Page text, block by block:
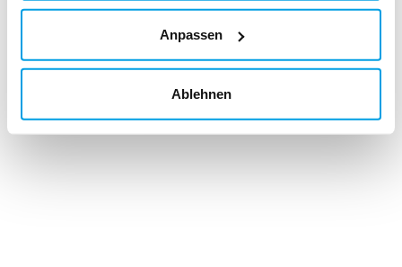
Anpassen
Ablehnen